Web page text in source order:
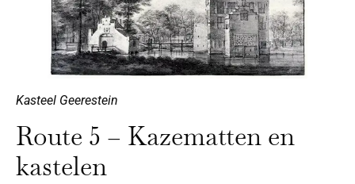
Kasteel Geerestein
Route 5 – Kazematten en
kastelen